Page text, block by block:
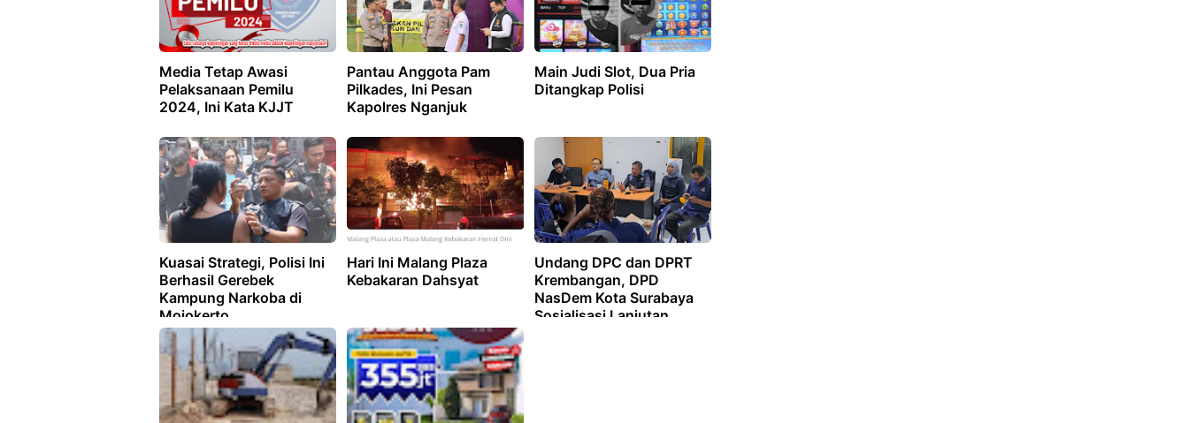
Media Tetap Awasi
Pelaksanaan Pemilu
2024, Ini Kata KJJT
Pantau Anggota Pam
Pilkades, Ini Pesan
Kapolres Nganjuk
Main Judi Slot, Dua Pria
Ditangkap Polisi
Kuasai Strategi, Polisi Ini
Berhasil Gerebek
Kampung Narkoba di
Mojokerto
Hari Ini Malang Plaza
Kebakaran Dahsyat
Undang DPC dan DPRT
Krembangan, DPD
NasDem Kota Surabaya
Sosialisasi Lanjutan